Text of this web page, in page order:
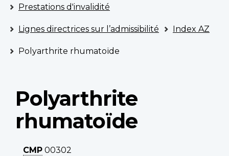
Prestations d'invalidité
Lignes directrices sur l’admissibilité Index AZ
Polyarthrite rhumatoïde
Polyarthrite
rhumatoïde
CMP 00302